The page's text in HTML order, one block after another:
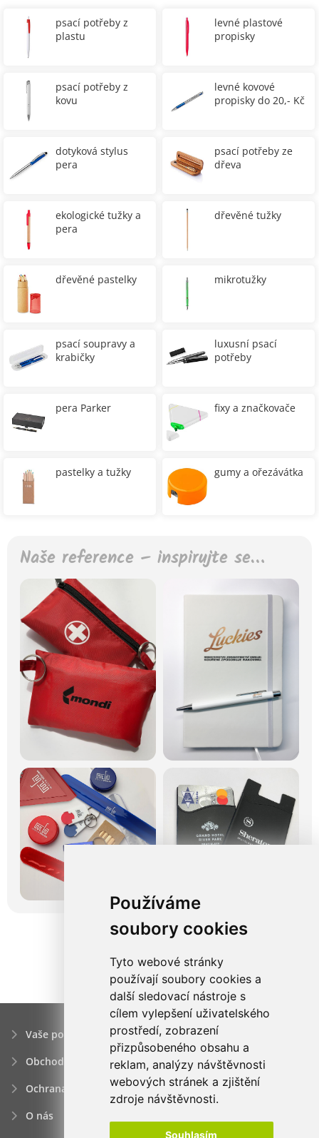
Používáme
soubory cookies
Tyto webové stránky
používají soubory cookies a
další sledovací nástroje s
cílem vylepšení uživatelského
prostředí, zobrazení
přizpůsobeného obsahu a
reklam, analýzy návštěvnosti
webových stránek a zjištění
zdroje návštěvnosti.
Souhlasím
psací potřeby z
plastu
levné plastové
propisky
psací potřeby z
kovu
levné kovové
propisky do 20,- Kč
dotyková stylus
pera
psací potřeby ze
dřeva
ekologické tužky a
pera
dřevěné tužky
dřevěné pastelky mikrotužky
psací soupravy a
krabičky
luxusní psací
potřeby
pera Parker fixy a značkovače
pastelky a tužky gumy a ořezávátka
Naše reference – inspirujte se…
Vaše poptávka
Obchodní podmínky
Ochrana osobních údajú
O nás